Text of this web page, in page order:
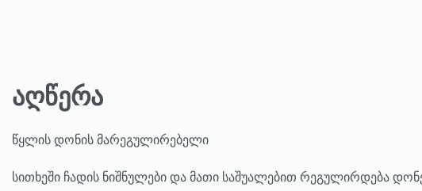
აღწერა
წყლის დონის მარეგულირებელი
სითხეში ჩადის ნიშნულები და მათი საშუალებით რეგულირდება